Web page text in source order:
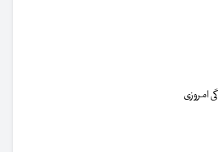
امروزی